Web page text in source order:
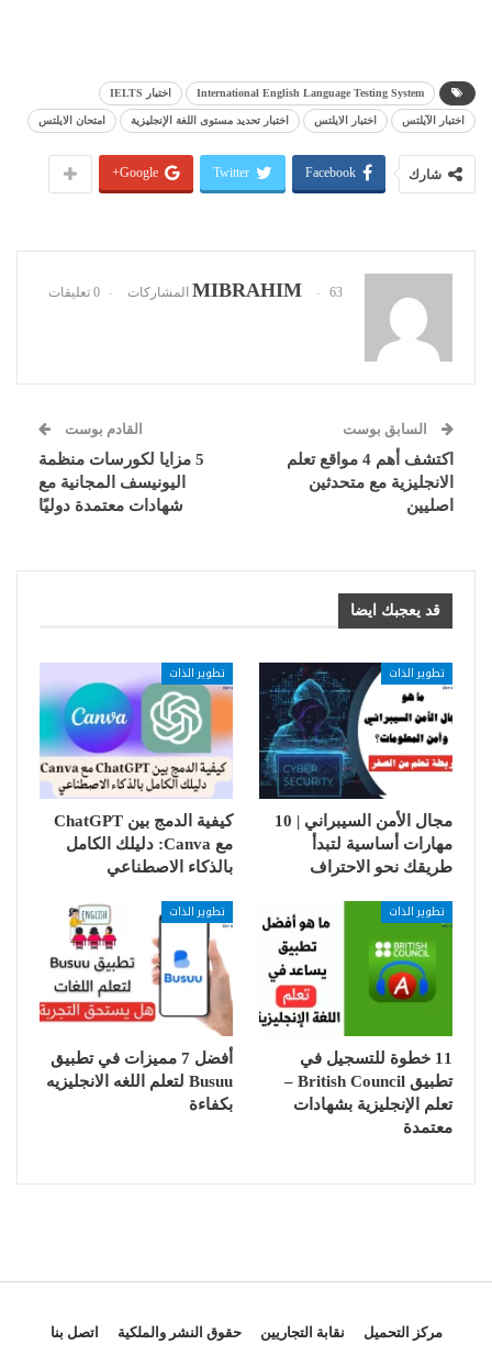
International English Language Testing System اختبار IELTS
اختبار الآيلتس اختبار الايلتس اختبار تحديد مستوى اللغة الإنجليزية امتحان الايلتس
شارك Facebook
Twitter
Google+
MIBRAHIM 63 المشاركات 0 تعليقات
السابق بوست
اكتشف أهم 4 مواقع تعلم
الانجليزية مع متحدثين
اصليين
القادم بوست
5 مزايا لكورسات منظمة
اليونيسف المجانية مع
شهادات معتمدة دوليًا
قد يعجبك ايضا
تطوير الذات
مجال الأمن السيبراني | 10
مهارات أساسية لتبدأ
طريقك نحو الاحتراف
تطوير الذات
كيفية الدمج بين ChatGPT
مع Canva: دليلك الكامل
بالذكاء الاصطناعي
تطوير الذات
11 خطوة للتسجيل في
تطبيق British Council –
تعلم الإنجليزية بشهادات
معتمدة
تطوير الذات
أفضل 7 مميزات في تطبيق
Busuu لتعلم اللغه الانجليزيه
بكفاءة
مركز التحميل نقابة التجاريين حقوق النشر والملكية اتصل بنا